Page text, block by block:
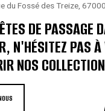
du Fossé des Treize,
DE PASSAGE
N'HÉSITEZ PAS
NOS